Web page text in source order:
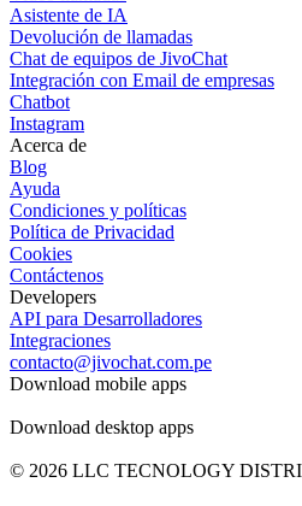
Asistente de IA
Devolución de llamadas
Chat de equipos de JivoChat
Integración con Email de empresas
Chatbot
Instagram
Acerca de
Blog
Ayuda
Condiciones y políticas
Política de Privacidad
Cookies
Contáctenos
Developers
API para Desarrolladores
Integraciones
contacto@jivochat.com.pe
Download mobile apps
Download desktop apps
© 2026 LLC TECNOLOGY